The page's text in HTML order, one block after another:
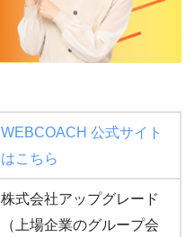
WEBCOACH 公式サイト
はこちら
株式会社アップグレード
（上場企業のグループ会